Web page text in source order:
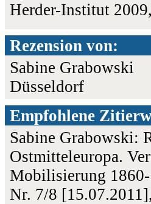
Herder-Institut
Rezension von:
Sabine Grabowski
Düsseldorf
Empfohlene
Sabine Grabowski:
Ostmitteleuropa.
Mobilisierung
Nr. 7/8